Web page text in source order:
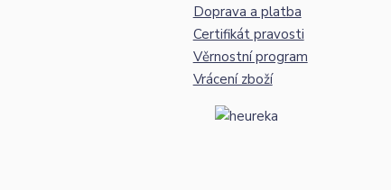
Doprava a platba
Certifikát pravosti
Věrnostní program
Vrácení zboží